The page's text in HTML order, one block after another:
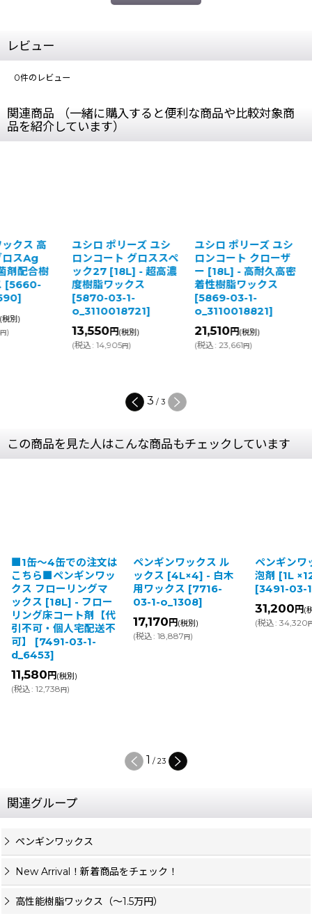
レビュー
0件のレビュー
関連商品 （一緒に購入すると便利な商品や比較対象商
品を紹介しています）
クス 高
ロスAg
剤配合樹
[5660-
]
(税別)
円)
ユシロ ポリーズ ユシ
ロンコート グロススペ
ック27 [18L] - 超高濃
度樹脂ワックス
[5870-03-1-
o_3110018721]
13,550円(税別)
(税込: 14,905円)
ユシロ ポリーズ ユシ
ロンコート クローザ
ー [18L] - 高耐久高密
着性樹脂ワックス
[5869-03-1-
o_3110018821]
21,510円(税別)
(税込: 23,661円)
3 / 3
この商品を見た人はこんな商品もチェックしています
注文は
ンワッ
グマ
フロー
剤【代
配送不
1-
ペンギンワックス ル
ックス [4L×4] - 白木
用ワックス
7716-
03-1-o_1308
17,170円(税別)
(税込 : 18,887
ペンギンワックス 消
泡剤 [1L ×12] - 消泡剤
[3491-03-1-o_2286]
31,200
(税込
[
2 /23
関連グループ
ペンギンワックス
New Arrival！新着商品をチェック！
高性能樹脂ワックス（〜1.5万円）